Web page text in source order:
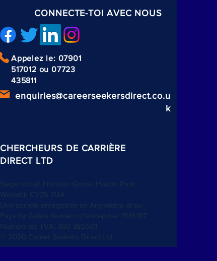
CONNECTE-TOI AVEC NOUS
Appelez le: 07901
517012 ou 07723
435811
enquiries@careerseekersdirect.co.u
k
CHERCHEURS DE CARRIÈRE
DIRECT LTD